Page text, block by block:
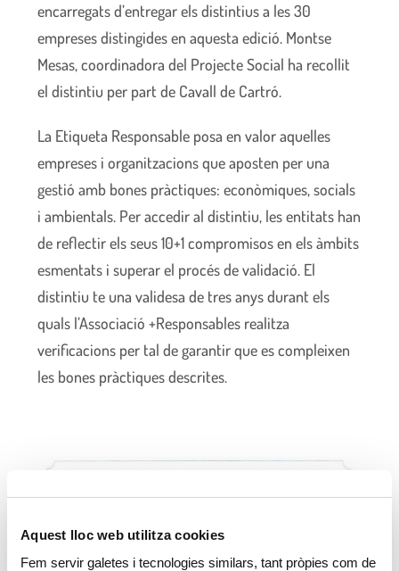
Aquest lloc web utilitza cookies
Fem servir galetes i tecnologies similars, tant pròpies com de
encarregats d’entregar els distintius a les 30
empreses distingides en aquesta edició. Montse
Mesas, coordinadora del Projecte Social ha recollit
el distintiu per part de Cavall de Cartró.
La Etiqueta Responsable posa en valor aquelles
empreses i organitzacions que aposten per una
gestió amb bones pràctiques: econòmiques, socials
i ambientals. Per accedir al distintiu, les entitats han
de reflectir els seus 10+1 compromisos en els àmbits
esmentats i superar el procés de validació. El
distintiu te una validesa de tres anys durant els
quals l’Associació +Responsables realitza
verificacions per tal de garantir que es compleixen
les bones pràctiques descrites.